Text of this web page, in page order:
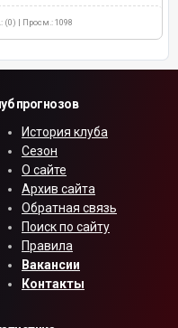
(0) | Просм.: 1098
прогнозов
История клуба
Сезон
О сайте
Архив сайта
Обратная связь
Поиск по сайту
Правила
Вакансии
Контакты